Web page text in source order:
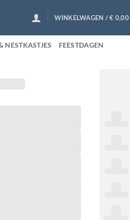
WINKELWAGEN /€ 0,00
NESTKASTJES FEESTDAGEN